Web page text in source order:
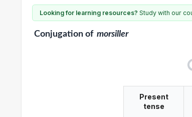
Looking for learning resources? Study with our
Conjugationof morsiller
Present
tense